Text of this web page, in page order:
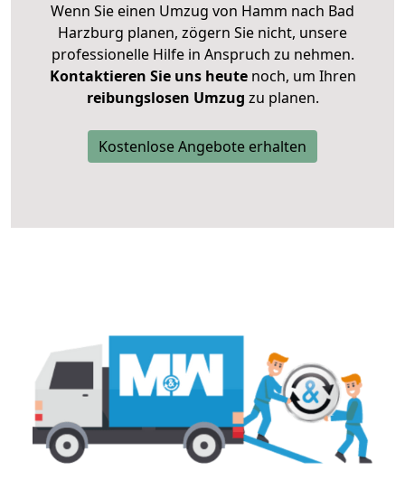
Wenn Sie einen Umzug von Hamm nach Bad
Harzburg planen, zögern Sie nicht, unsere
professionelle Hilfe in Anspruch zu nehmen.
Kontaktieren Sie uns heutenoch, um Ihren
reibungslosen Umzug zu planen.
Kostenlose Angebote erhalten